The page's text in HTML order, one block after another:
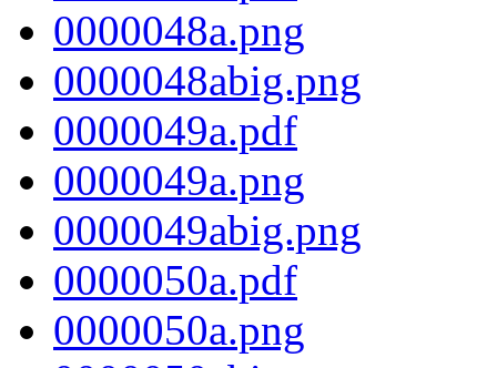
0000048a.png
0000048abig.png
0000049a.pdf
0000049a.png
0000049abig.png
0000050a.pdf
0000050a.png